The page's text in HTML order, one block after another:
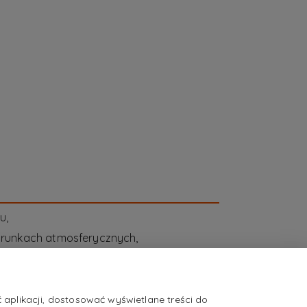
atmosferycznych,
krótko- lub długookresowe,
i szkodliwym środowisku,
dostosować wyświetlane treści do